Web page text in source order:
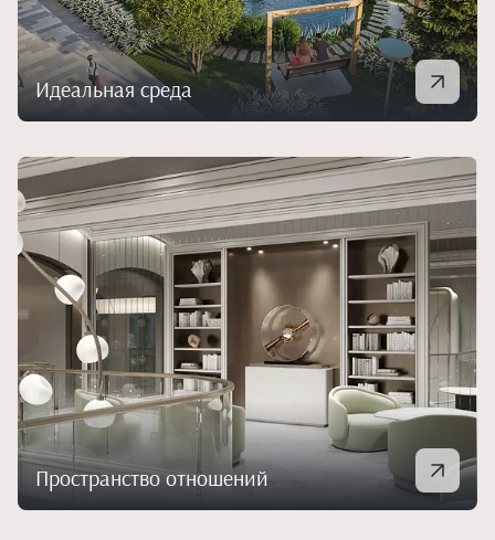
Идеальная среда
Пространство отношений